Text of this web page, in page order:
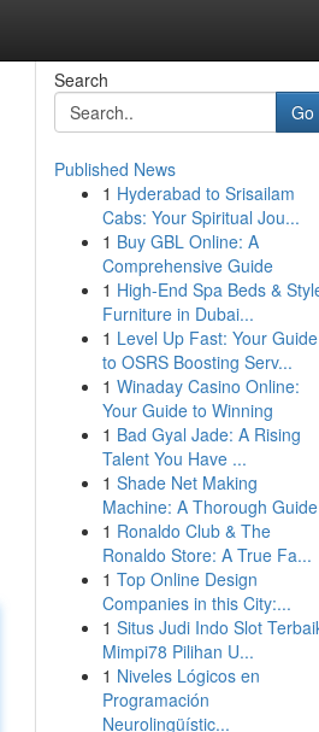
Search
Go
Published News
1 Hyderabad to Srisailam
Cabs: Your Spiritual Jou...
1 Buy GBL Online: A
Comprehensive Guide
1 High-End Spa Beds &
Furniture in Dubai...
1 Level Up Fast: Your Guide
to OSRS Boosting Serv...
1 Winaday Casino Online:
Your Guide to Winning
1 Bad Gyal Jade: A Rising
Talent You Have ...
1 Shade Net Making
Machine: A Thorough Guide
1 Ronaldo Club & The
Ronaldo Store: A True Fa...
1 Top Online Design
Companies in this City:...
1 Situs Judi Indo Slot
Mimpi78 Pilihan U...
1 Niveles Lógicos en
Programación
Neurolingüístic...